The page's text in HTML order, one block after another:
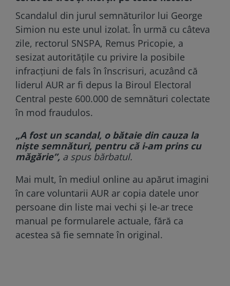
Scandalul din jurul semnăturilor lui George
Simion nu este unul izolat. În urmă cu câteva
zile, rectorul SNSPA, Remus Pricopie, a
sesizat autoritățile cu privire la posibile
infracțiuni de fals în înscrisuri, acuzând că
liderul AUR ar fi depus la Biroul Electoral
Central peste 600.000 de semnături colectate
în mod fraudulos.
„A fost un scandal, o bătaie din cauza la
niște semnături, pentru că i-am prins cu
măgărie”, a spus bărbatul.
Mai mult, în mediul online au apărut imagini
în care voluntarii AUR ar copia datele unor
persoane din liste mai vechi și le-ar trece
manual pe formularele actuale, fără ca
acestea să fie semnate în original.